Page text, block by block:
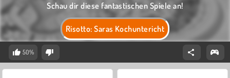
Risotto: Saras Kochuntericht
Schau dir diese fantastischen Spiele an!
50%